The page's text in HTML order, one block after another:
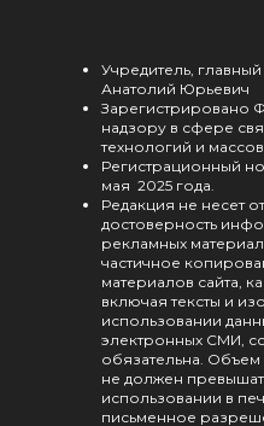
Учредитель,
Анатолий Юрьевич
Зарегистрировано
надзору в сфере
технологий и
Регистрационный
мая 2025 года.
Редакция не несет
достоверность
рекламных
частичное
материалов сайта,
включая тексты и
использовании
электронных СМИ,
обязательна.
не должен
использовании в
письменное